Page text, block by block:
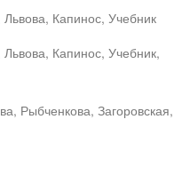
Львова, Капинос, Учебник
Львова, Капинос, Учебник,
Рыбченкова, Загоровская,